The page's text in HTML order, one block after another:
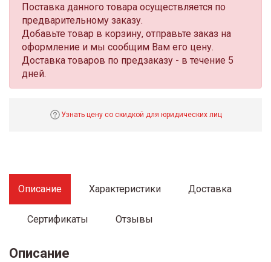
Поставка данного товара осуществляется по
предварительному заказу.
Добавьте товар в корзину, отправьте заказ на
оформление и мы сообщим Вам его цену.
Доставка товаров по предзаказу - в течение 5
дней.
Узнать цену со скидкой для юридических лиц
Описание Характеристики Доставка
Сертификаты Отзывы
Описание